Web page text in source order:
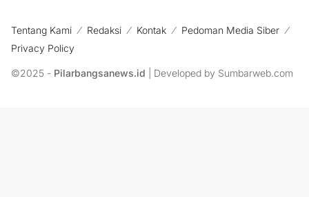
Tentang Kami Redaksi Kontak
Pedoman Media Siber
Privacy Policy
©2025 - Pilarbangsanews.id | Developed by Sumbarweb.com